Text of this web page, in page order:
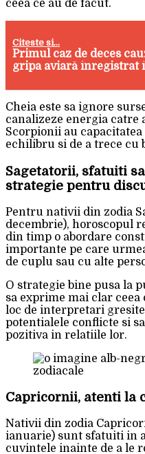
ceea ce au de facut.
Citeste si...
Primul caz de deces
gripa aviară înregistrat
Cheia este sa ignore
canalizeze energia
Scorpionii au
echilibru si de a trece cu
Sagetatorii, sfatuiti
strategie pentru
Pentru nativii din zodia
decembrie), horoscopul
din timp o abordare
importante pe care
de cuplu sau cu alte
O strategie bine pusa la
sa exprime mai clar ceea
loc de interpretari
potentialele conflicte si
pozitiva in relatiile lor.
Capricornii, atenti la
Nativii din zodia
ianuarie) sunt sfatuiti in
cuvintele inainte de a le